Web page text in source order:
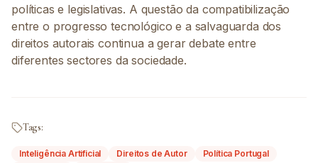
políticas e legislativas. A questão da compatibilização
entre o progresso tecnológico e a salvaguarda dos
direitos autorais continua a gerar debate entre
diferentes sectores da sociedade.
Tags:
Inteligência Artificial Direitos de Autor
Política Portugal